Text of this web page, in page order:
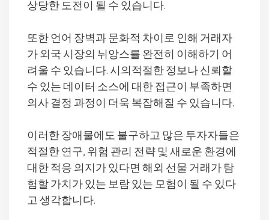
상당한 도전이 될 수 있습니다.
또한 언어 장벽과 문화적 차이로 인해 거래자
가 외국 시장의 뉘앙스를 완전히 이해하기 어
려울 수 있습니다. 시의적절한 정보나 신뢰할
수 있는 데이터 소스에 대한 접근이 부족하면
의사 결정 과정이 더욱 복잡해질 수 있습니다.
이러한 장애물에도 불구하고 많은 투자자들은
적절한 연구, 위험 관리 전략 및 새로운 환경에
대한 적응 의지가 있다면 해외 선물 거래가 탐
험할 가치가 있는 보람 있는 모험이 될 수 있다
고 생각합니다.